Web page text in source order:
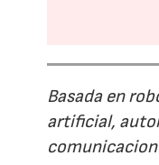
Basada en
artificial,